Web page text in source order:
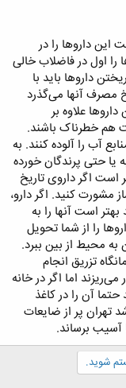
این داروها را در
را اول در فاضلاب خالی
داروها باید با
مصرف آنها می‌گذرد
علاوه بر
هم خطرناک باشند.
آب را آلوده کنند. به
حتی پرندگان خورده
است اگر داروی تاریخ
مشورت کنید. اگر دارو،
است آنها را به
را از شما تحویل
محیط از بین ببرد.
تزریق انجام
اما اگر در خانه
آن را در کاغذ
تهران پر از ضایعات
برساند.
شوید.